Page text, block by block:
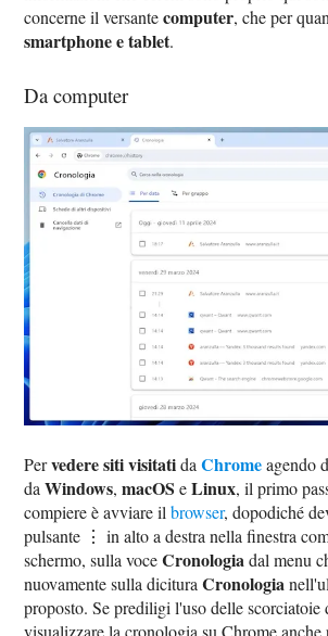
concerne il versantecomputer, che per
smartphone e tablet.
Da computer
Pervedere siti visitatidaChromeagendo
daWindows,macOS eLinux, il primo
compiere è avviare ilbrowser, dopodiché
pulsante ⋮ in alto a destra nella finestra
schermo, sulla voceCronologiadal menu
nuovamente sulla dicituraCronologia
proposto. Se prediligi l'uso delle scorciatoie
visualizzare la cronologia su Chrome anche